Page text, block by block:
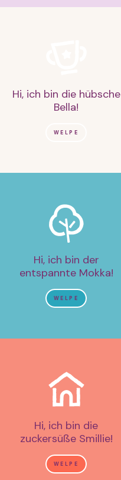
Hi, ich bin die hübsche
Bella!
WELPE
Hi, ich bin der
entspannte Mokka!
WELPE
Hi, ich bin die
zuckersüße Smillie!
WELPE